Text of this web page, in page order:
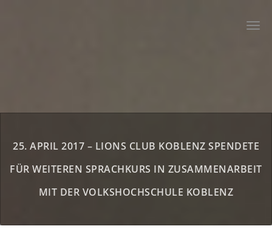
25. APRIL 2017 – LIONS CLUB KOBLENZ SPENDETE
FÜR WEITEREN SPRACHKURS IN ZUSAMMENARBEIT
MIT DER VOLKSHOCHSCHULE KOBLENZ